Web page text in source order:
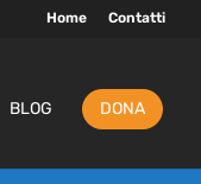
Home Contatti
BLOG DONA